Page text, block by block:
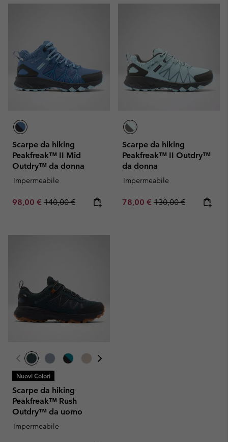
Scarpe da hiking
Peakfreak™ II Mid
Outdry™ da donna
Impermeabile
Sale price:
98,00 € Regular price:
140,00 €
Scarpe da hiking
Peakfreak™ II Outdry™
da donna
Impermeabile
Sale price:
78,00 € Regular price:
130,00 €
Nuovi Colori
Scarpe da hiking
Peakfreak™ Rush
Outdry™ da uomo
Impermeabile